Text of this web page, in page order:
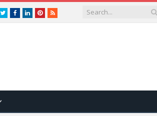
TwitterFacebookLinkedInPinterest
RSS